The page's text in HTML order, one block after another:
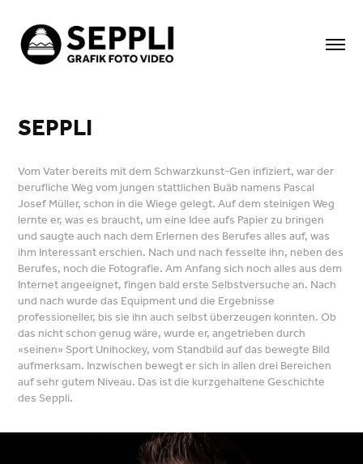
SEPPLI
Vom Vater bereits mit dem Schwarzkunst-Gen infiziert, war der
berufliche Weg vom jungen stattlichen Buäb namens Pascal
Josef Müller, schon in die Wiege gelegt. Auf dem steinigen Weg
lernte er, was es braucht, um eine Idee aufs Papier zu bringen
und saugte auch nach dem Erlernen des Berufes alles auf, was
ihm Interessant erschien. Nach und nach fesselte ihn, neben des
Berufes, noch die Fotografie. Am Anfang sich noch alles aus dem
Internet angeeignet, fingen bald erste Selbstversuche an. Nach
und nach wurde das Equipment und die Ergebnisse
professioneller, bis sie ihn auch selbst überzeugen konnten. Ob
das nicht schon genug wäre, wurde er, angetrieben durch
«seinen» Sport Unihockey, vom Standbild auf das bewegte Bild
aufmerksam. Inzwischen bewegt er sich in allen drei Bereichen
auf sehr gutem Niveau. Das ist die kurzgehaltene Geschichte
des Seppli.